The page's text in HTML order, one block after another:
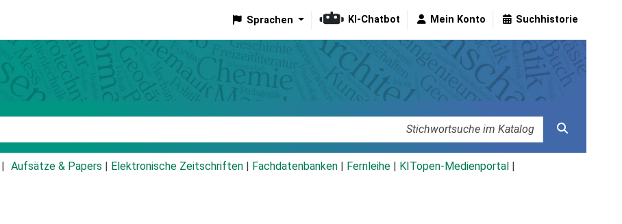
Sprachen KI-Chatbot Mein Konto Suchhistorie
Aufsätze & Papers Elektronische Zeitschriften Fachdatenbanken Fernleihe KITopen-Medienportal